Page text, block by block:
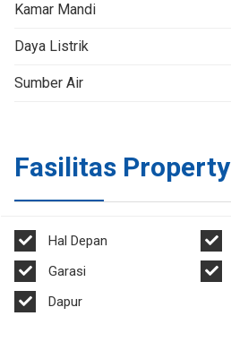
Kamar Mandi
Daya Listrik
Sumber Air
Fasilitas Property
Hal Depan
Garasi
Dapur